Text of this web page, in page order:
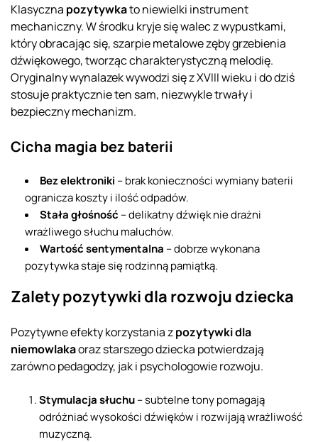
Klasyczna pozytywkato niewielki instrument
mechaniczny. W środku kryje się walec z wypustkami,
który obracając się, szarpie metalowe zęby grzebienia
dźwiękowego, tworząc charakterystyczną melodię.
Oryginalny wynalazek wywodzi się z XVIII wieku i do dziś
stosuje praktycznie ten sam, niezwykle trwały i
bezpieczny mechanizm.
Cicha magia bez baterii
Bez elektroniki – brak konieczności wymiany baterii
ogranicza koszty i ilość odpadów.
Stała głośność – delikatny dźwięk nie drażni
wrażliwego słuchu maluchów.
Wartość sentymentalna – dobrze wykonana
pozytywka staje się rodzinną pamiątką.
Zalety pozytywki dla rozwoju dziecka
Pozytywne efekty korzystania zpozytywki dla
niemowlakaoraz starszego dziecka potwierdzają
zarówno pedagodzy, jak i psychologowie rozwoju.
Stymulacja słuchu– subtelne tony pomagają
odróżniać wysokości dźwięków i rozwijają wrażliwość
muzyczną.